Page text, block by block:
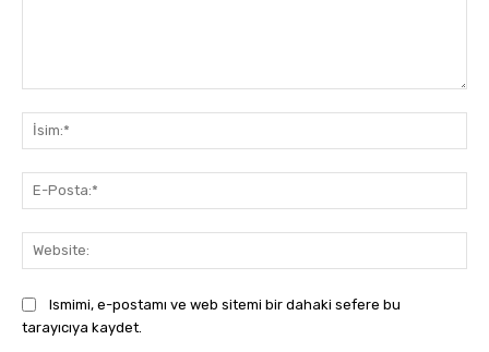
Ismimi, e-postamı ve web sitemi bir dahaki sefere bu
tarayıcıya kaydet.